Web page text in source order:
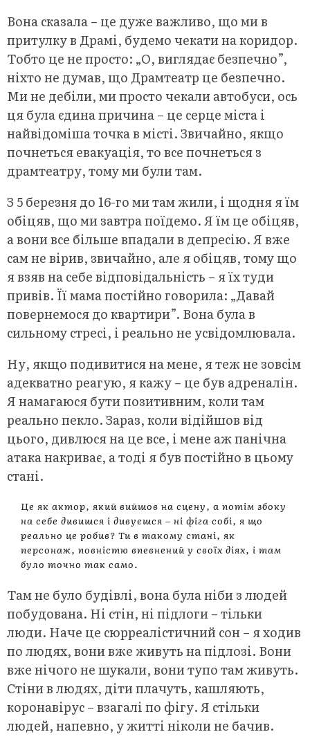
Вона сказала – це дуже важливо, що ми в
притулку в Драмі, будемо чекати на коридор.
Тобто це не просто: „О, виглядає безпечно”,
ніхто не думав, що Драмтеатр це безпечно.
Ми не дебіли, ми просто чекали автобуси, ось
ця була єдина причина – це серце міста і
найвідоміша точка в місті. Звичайно, якщо
почнеться евакуація, то все почнеться з
драмтеатру, тому ми були там.
З 5 березня до 16-го ми там жили, і щодня я їм
обіцяв, що ми завтра поїдемо. Я їм це обіцяв,
а вони все більше впадали в депресію. Я вже
сам не вірив, звичайно, але я обіцяв, тому що
я взяв на себе відповідальність – я їх туди
привів. Її мама постійно говорила: „Давай
повернемося до квартири”. Вона була в
сильному стресі, і реально не усвідомлювала.
Ну, якщо подивитися на мене, я теж не зовсім
адекватно реагую, я кажу – це був адреналін.
Я намагаюся бути позитивним, коли там
реально пекло. Зараз, коли відійшов від
цього, дивлюся на це все, і мене аж панічна
атака накриває, а тоді я був постійно в цьому
стані.
Це як актор, який вийшов на сцену, а потім збоку
на себе дивишся і дивуєшся – ні фіга собі, я що
реально це робив? Ти в такому стані, як
персонаж, повністю впевнений у своїх діях, і там
було точно так само.
Там не було будівлі, вона була ніби з людей
побудована. Ні стін, ні підлоги – тільки
люди. Наче це сюрреалістичний сон – я ходив
по людях, вони вже живуть на підлозі. Вони
вже нічого не шукали, вони тупо там живуть.
Стіни в людях, діти плачуть, кашляють,
коронавірус – взагалі по фігу. Я стільки
людей, напевно, у житті ніколи не бачив.